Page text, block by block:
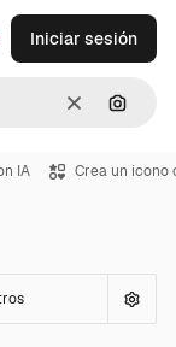
Borrar
Iniciar sesión
IA Crea un icono